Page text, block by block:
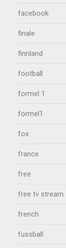
facebook
finale
finnland
football
formel 1
formel1
fox
france
free
free tv stream
french
fussball